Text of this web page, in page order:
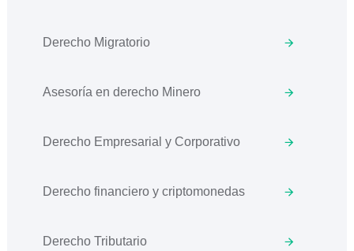
Derecho Migratorio
Asesoría en derecho Minero
Derecho Empresarial y Corporativo
Derecho financiero y criptomonedas
Derecho Tributario